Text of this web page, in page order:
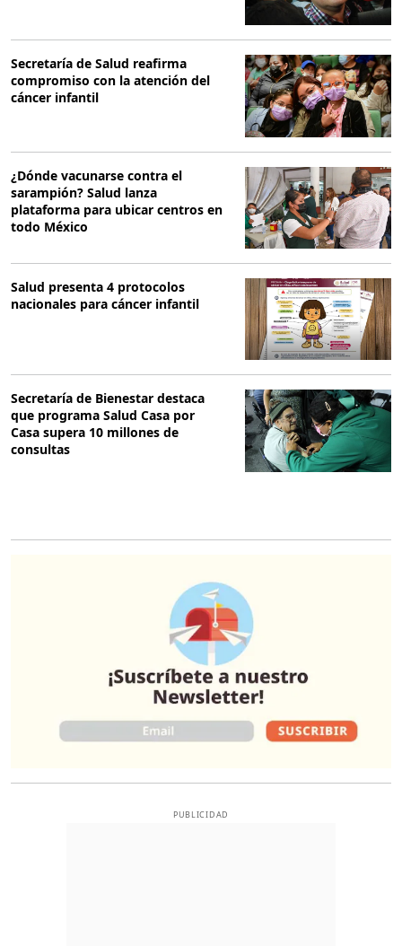
Secretaría de Salud reafirma
compromiso con la atención del
cáncer infantil
¿Dónde vacunarse contra el
sarampión? Salud lanza
plataforma para ubicar centros en
todo México
Salud presenta 4 protocolos
nacionales para cáncer infantil
Secretaría de Bienestar destaca
que programa Salud Casa por
Casa supera 10 millones de
consultas
PUBLICIDAD